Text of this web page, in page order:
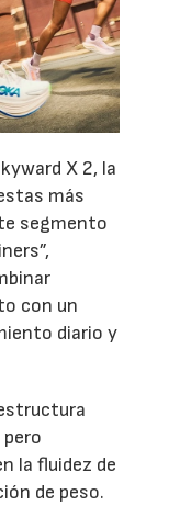
X 2, la
más
segmento
con un
diario y
la fluidez de
de peso.